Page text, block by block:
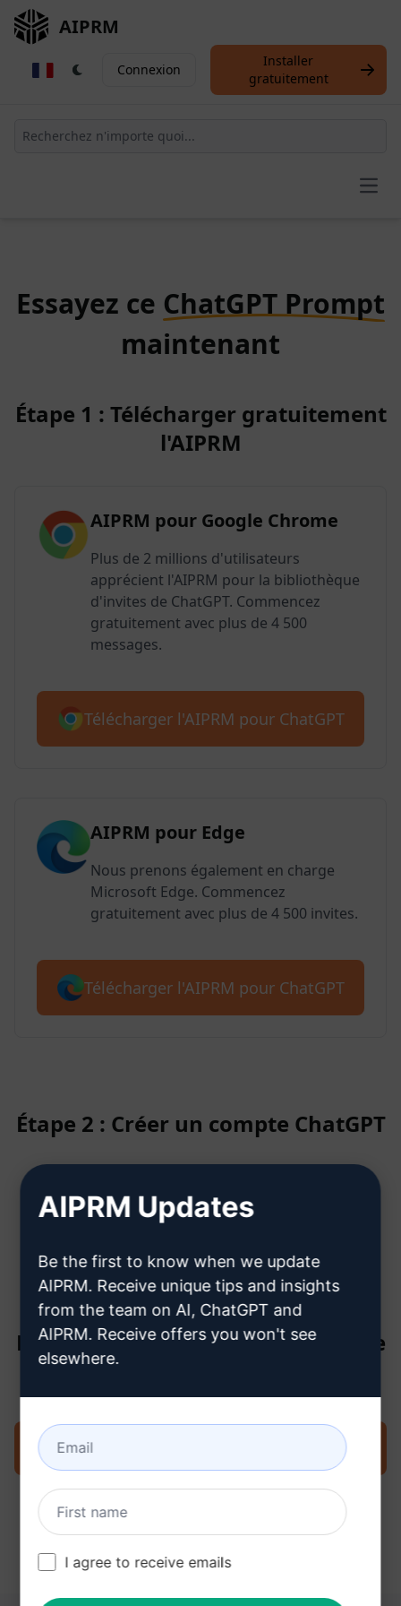
AIPRM
Connexion
Installer
gratuitement
Essayez ce ChatGPT Prompt
maintenant
Étape 1 : Télécharger gratuitement
l'AIPRM
AIPRM pour Google Chrome
Plus de 2 millions d'utilisateurs
apprécient l'AIPRM pour la bibliothèque
d'invites de ChatGPT. Commencez
gratuitement avec plus de 4 500
messages.
Télécharger l'AIPRM pour ChatGPT
AIPRM pour Edge
Nous prenons également en charge
Microsoft Edge. Commencez
gratuitement avec plus de 4 500 invites.
Télécharger l'AIPRM pour ChatGPT
Étape 2 : Créer un compte ChatGPT
Cliquez ici pour savoir comment
créer un compte ChatGPT
Étape 3 : Utiliser l'invite dans votre
Essayez l'invite maintenant sur ChatGPT
AIPRM Updates
Be the first to know when we update
AIPRM. Receive unique tips and insights
from the team on AI, ChatGPT and
AIPRM. Receive offers you won't see
elsewhere.
I agree to receive emails